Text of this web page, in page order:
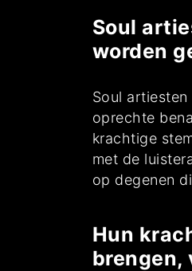
Soul
worden
Soul
oprechte
krachtige
met de
op degenen
Hun
brengen,